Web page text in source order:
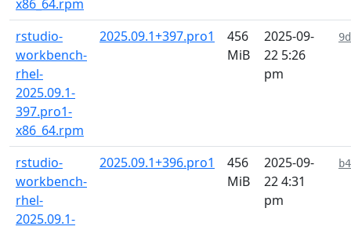
x86_64.rpm
rstudio-
workbench-
rhel-
2025.09.1-
397.pro1-
x86_64.rpm
2025.09.1+397.pro1
456
MiB
2025-09-
22 5:26
pm
rstudio-
workbench-
rhel-
2025.09.1-
2025.09.1+396.pro1
456
MiB
2025-09-
22 4:31
pm